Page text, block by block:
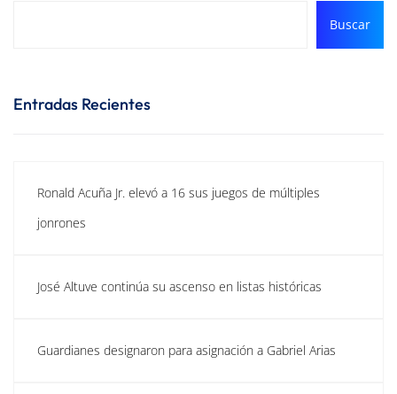
Buscar
Entradas Recientes
Ronald Acuña Jr. elevó a 16 sus juegos de múltiples
jonrones
José Altuve continúa su ascenso en listas históricas
Guardianes designaron para asignación a Gabriel Arias